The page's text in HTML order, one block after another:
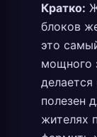
Кратко:
блоков
это
мощного
полезен
жителях